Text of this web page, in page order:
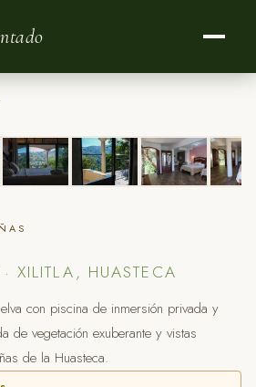
RESTAURANTE
CONTACTO
XILITLA, HUASTECA
con piscina de inmersión privada y
de vegetación exuberante y vistas
de la Huasteca.